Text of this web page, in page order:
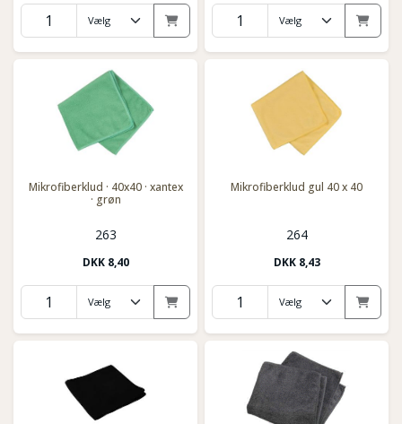
Mikrofiberklud · 40x40 · xantex
· grøn
263
DKK 8,40
Mikrofiberklud gul 40 x 40
264
DKK 8,43